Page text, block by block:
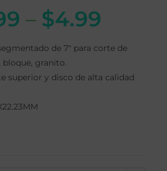
– $4.99
de 7" para corte de
granito.
superior y disco de alta calidad